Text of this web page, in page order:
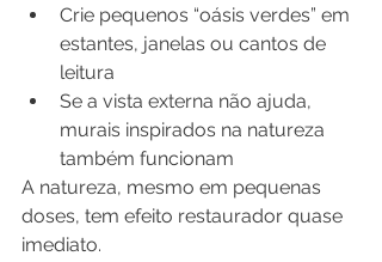
Crie pequenos “oásis verdes” em
estantes, janelas ou cantos de
leitura
Se a vista externa não ajuda,
murais inspirados na natureza
também funcionam
A natureza, mesmo em pequenas
doses, tem efeito restaurador quase
imediato.